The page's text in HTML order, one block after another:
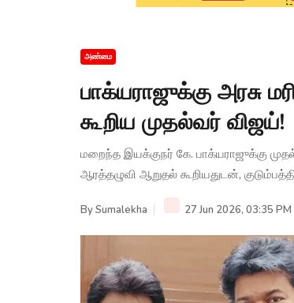
அண்மை
பாக்யராஜுக்கு அரசு
கூறிய முதல்வர் விஜய்!
மறைந்த இயக்குநர் கே. பாக்யராஜுக்கு
ஆரத்தழுவி ஆறுதல் கூறியதுடன்,
BySumalekha 27 Jun 2026, 03:35 PM